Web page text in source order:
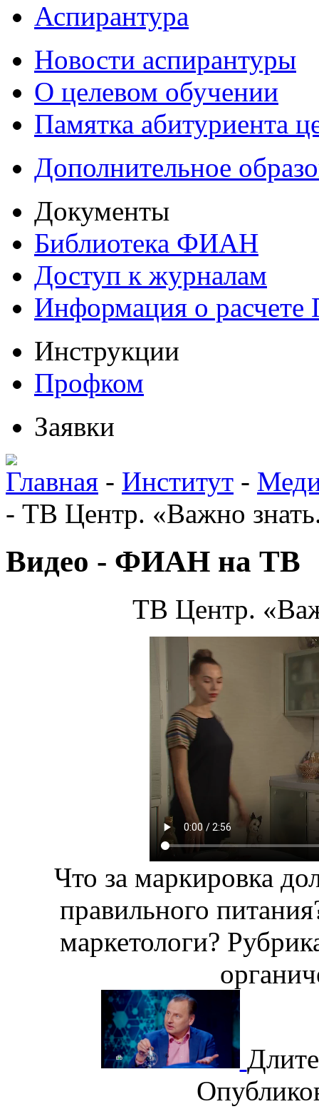
Аспирантура
Новости аспирантуры
О целевом обучении
Памятка абитуриента
Дополнительное
Документы
Библиотека ФИАН
Доступ к журналам
Информация о
Инструкции
Профком
Заявки
Главная - Институт -
- ТВ Центр. «Важно
Видео - ФИАН на ТВ
ТВ Центр.
Что за маркировка
правильного
маркетологи?